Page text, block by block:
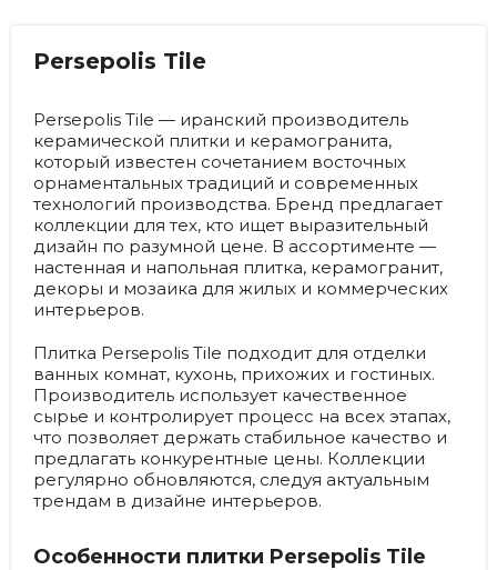
Persepolis Tile
Persepolis Tile — иранский производитель
керамической плитки и керамогранита,
который известен сочетанием восточных
орнаментальных традиций и современных
технологий производства. Бренд предлагает
коллекции для тех, кто ищет выразительный
дизайн по разумной цене. В ассортименте —
настенная и напольная плитка, керамогранит,
декоры и мозаика для жилых и коммерческих
интерьеров.
Плитка Persepolis Tile подходит для отделки
ванных комнат, кухонь, прихожих и гостиных.
Производитель использует качественное
сырье и контролирует процесс на всех этапах,
что позволяет держать стабильное качество и
предлагать конкурентные цены. Коллекции
регулярно обновляются, следуя актуальным
трендам в дизайне интерьеров.
Особенности плитки Persepolis Tile